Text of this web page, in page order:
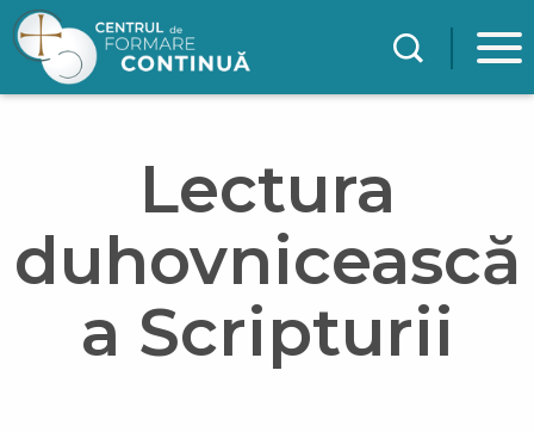
Mergi la conţinutul principal
Lectura
duhovnicească
a Scripturii